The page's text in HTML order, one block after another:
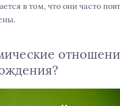
в том, что они часто